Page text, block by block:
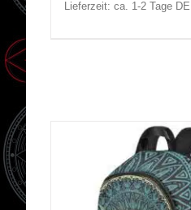
Lieferzeit: ca. 1-2 Tage